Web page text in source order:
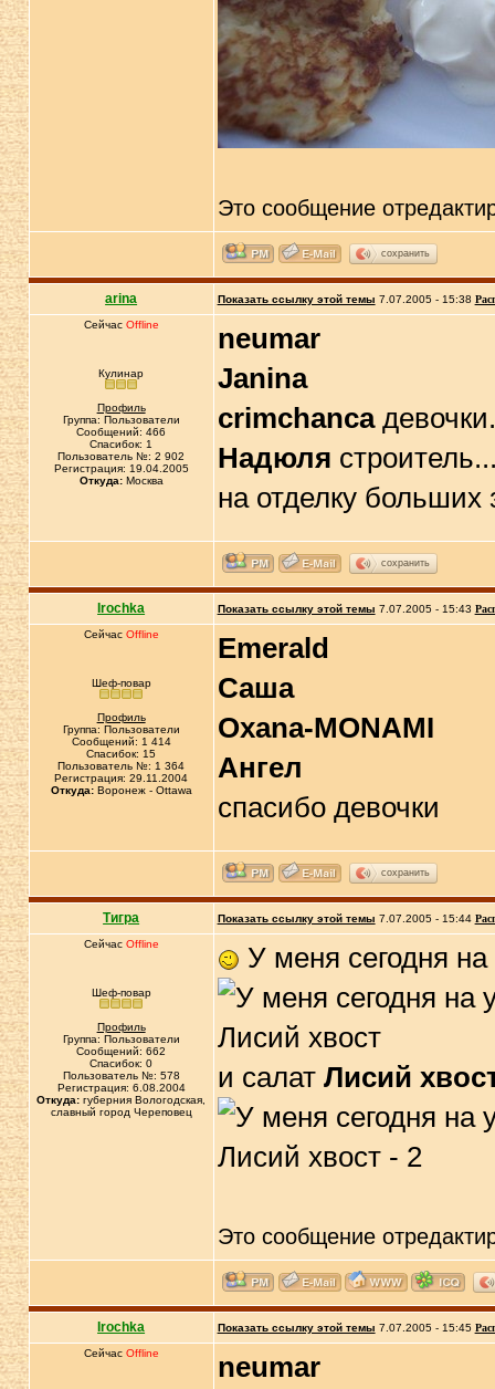
Это сообщение
сохранить
arina Показать ссылку этой темы 7.07.2005 - 15:38
Сейчас Offline
Кулинар
Профиль
Группа: Пользователи
Сообщений: 466
Спасибок: 1
Пользователь №: 2 902
Регистрация: 19.04.2005
Откуда:Москва
neumar
Janina
crimchanca
Надюля
на отделку больших
сохранить
Irochka Показать ссылку этой темы 7.07.2005 - 15:43
Сейчас Offline
Шеф-повар
Профиль
Группа: Пользователи
Сообщений: 1 414
Спасибок: 15
Пользователь №: 1 364
Регистрация: 29.11.2004
Откуда:Воронеж - Ottawa
Emerald
Саша
Oxana-MONAMI
Ангел
спасибо девочки
сохранить
Тигра Показать ссылку этой темы 7.07.2005 - 15:44
Сейчас Offline
Шеф-повар
Профиль
Группа: Пользователи
Сообщений: 662
Спасибок: 0
Пользователь №: 578
Регистрация: 6.08.2004
Откуда: губерния Вологодская,
славный город Череповец
У меня сегодня
и салат Лисий
Это сообщение
Irochka Показать ссылку этой темы 7.07.2005 - 15:45
Сейчас Offline
neumar